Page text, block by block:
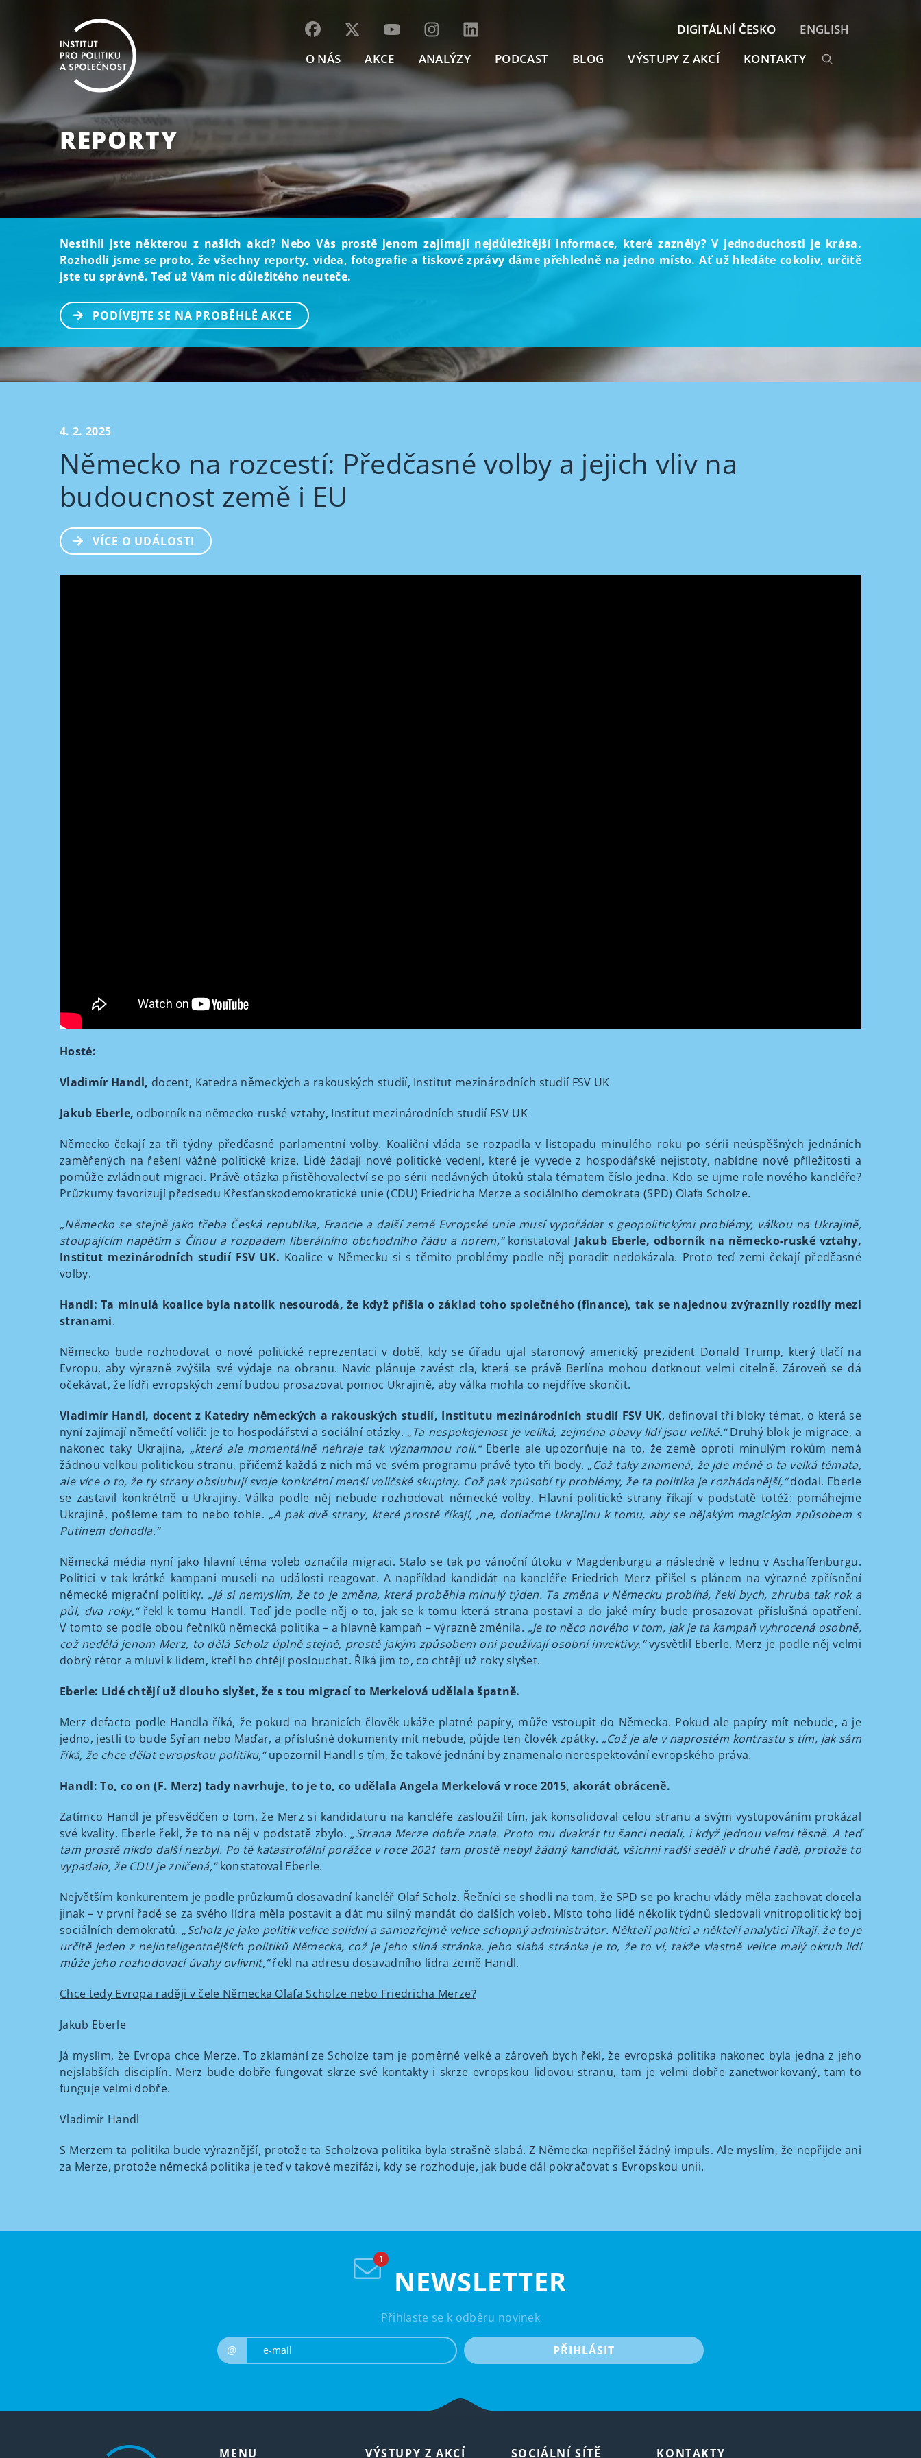
O NÁS AKCE ANALÝZY PODCAST BLOG VÝSTUPY Z AKCÍ KONTAKTY
DIGITÁLNÍ ČESKO ENGLISH
REPORTY
Nestihli jste některou z našich akcí? Nebo Vás prostě jenom zajímají nejdůležitější informace, které zazněly? V jednoduchosti je krása.
Rozhodli jsme se proto, že všechny reporty, videa, fotografie a tiskové zprávy dáme přehledně na jedno místo. Ať už hledáte cokoliv, určitě
jste tu správně. Teď už Vám nic důležitého neuteče.
PODÍVEJTE SE NA PROBĚHLÉ AKCE
4. 2. 2025
Německo na rozcestí: Předčasné volby a jejich vliv na
budoucnost země i EU
VÍCE O UDÁLOSTI
Hosté:
Vladimír Handl, docent, Katedra německých a rakouských studií, Institut mezinárodních studií FSV UK
Jakub Eberle, odborník na německo-ruské vztahy, Institut mezinárodních studií FSV UK
Německo čekají za tři týdny předčasné parlamentní volby. Koaliční vláda se rozpadla v listopadu minulého roku po sérii neúspěšných jednáních
zaměřených na řešení vážné politické krize. Lidé žádají nové politické vedení, které je vyvede z hospodářské nejistoty, nabídne nové příležitosti a
pomůže zvládnout migraci. Právě otázka přistěhovalectví se po sérii nedávných útoků stala tématem číslo jedna. Kdo se ujme role nového kancléře?
Průzkumy favorizují předsedu Křesťanskodemokratické unie (CDU) Friedricha Merze a sociálního demokrata (SPD) Olafa Scholze.
„Německo se stejně jako třeba Česká republika, Francie a další země Evropské unie musí vypořádat s geopolitickými problémy, válkou na Ukrajině,
stoupajícím napětím s Čínou a rozpadem liberálního obchodního řádu a norem,“konstatoval Jakub Eberle, odborník na německo-ruské vztahy,
Institut mezinárodních studií FSV UK. Koalice v Německu si s těmito problémy podle něj poradit nedokázala. Proto teď zemi čekají předčasné
volby.
Handl: Ta minulá koalice byla natolik nesourodá, že když přišla o základ toho společného (finance), tak se najednou zvýraznily rozdíly mezi
stranami.
Německo bude rozhodovat o nové politické reprezentaci v době, kdy se úřadu ujal staronový americký prezident Donald Trump, který tlačí na
Evropu, aby výrazně zvýšila své výdaje na obranu. Navíc plánuje zavést cla, která se právě Berlína mohou dotknout velmi citelně. Zároveň se dá
očekávat, že lídři evropských zemí budou prosazovat pomoc Ukrajině, aby válka mohla co nejdříve skončit.
Vladimír Handl, docent z Katedry německých a rakouských studií, Institutu mezinárodních studií FSV UK, definoval tři bloky témat, o která se
nyní zajímají němečtí voliči: je to hospodářství a sociální otázky. „Ta nespokojenost je veliká, zejména obavy lidí jsou veliké.“Druhý blok je migrace, a
nakonec taky Ukrajina, „která ale momentálně nehraje tak významnou roli.“Eberle ale upozorňuje na to, že země oproti minulým rokům nemá
žádnou velkou politickou stranu, přičemž každá z nich má ve svém programu právě tyto tři body. „Což taky znamená, že jde méně o ta velká témata,
ale více o to, že ty strany obsluhují svoje konkrétní menší voličské skupiny. Což pak způsobí ty problémy, že ta politika je rozhádanější,“dodal. Eberle
se zastavil konkrétně u Ukrajiny. Válka podle něj nebude rozhodovat německé volby. Hlavní politické strany říkají v podstatě totéž: pomáhejme
Ukrajině, pošleme tam to nebo tohle. „A pak dvě strany, které prostě říkají, ‚ne, dotlačme Ukrajinu k tomu, aby se nějakým magickým způsobem s
Putinem dohodla.“
Německá média nyní jako hlavní téma voleb označila migraci. Stalo se tak po vánoční útoku v Magdenburgu a následně v lednu v Aschaffenburgu.
Politici v tak krátké kampani museli na události reagovat. A například kandidát na kancléře Friedrich Merz přišel s plánem na výrazné zpřísnění
německé migrační politiky. „Já si nemyslím, že to je změna, která proběhla minulý týden. Ta změna v Německu probíhá, řekl bych, zhruba tak rok a
půl, dva roky,“ řekl k tomu Handl. Teď jde podle něj o to, jak se k tomu která strana postaví a do jaké míry bude prosazovat příslušná opatření.
V tomto se podle obou řečníků německá politika – a hlavně kampaň – výrazně změnila. „Je to něco nového v tom, jak je ta kampaň vyhrocená osobně,
což nedělá jenom Merz, to dělá Scholz úplně stejně, prostě jakým způsobem oni používají osobní invektivy,“vysvětlil Eberle. Merz je podle něj velmi
dobrý rétor a mluví k lidem, kteří ho chtějí poslouchat. Říká jim to, co chtějí už roky slyšet.
Eberle: Lidé chtějí už dlouho slyšet, že s tou migrací to Merkelová udělala špatně.
Merz defacto podle Handla říká, že pokud na hranicích člověk ukáže platné papíry, může vstoupit do Německa. Pokud ale papíry mít nebude, a je
jedno, jestli to bude Syřan nebo Maďar, a příslušné dokumenty mít nebude, půjde ten člověk zpátky. „Což je ale v naprostém kontrastu s tím, jak sám
říká, že chce dělat evropskou politiku,“upozornil Handl s tím, že takové jednání by znamenalo nerespektování evropského práva.
Handl: To, co on (F. Merz) tady navrhuje, to je to, co udělala Angela Merkelová v roce 2015, akorát obráceně.
Zatímco Handl je přesvědčen o tom, že Merz si kandidaturu na kancléře zasloužil tím, jak konsolidoval celou stranu a svým vystupováním prokázal
své kvality. Eberle řekl, že to na něj v podstatě zbylo. „Strana Merze dobře znala. Proto mu dvakrát tu šanci nedali, i když jednou velmi těsně. A teď
tam prostě nikdo další nezbyl. Po té katastrofální porážce v roce 2021 tam prostě nebyl žádný kandidát, všichni radši seděli v druhé řadě, protože to
vypadalo, že CDU je zničená,“konstatoval Eberle.
Největším konkurentem je podle průzkumů dosavadní kancléř Olaf Scholz. Řečníci se shodli na tom, že SPD se po krachu vlády měla zachovat docela
jinak – v první řadě se za svého lídra měla postavit a dát mu silný mandát do dalších voleb. Místo toho lidé několik týdnů sledovali vnitropolitický boj
sociálních demokratů. „Scholz je jako politik velice solidní a samozřejmě velice schopný administrátor. Někteří politici a někteří analytici říkají, že to je
určitě jeden z nejinteligentnějších politiků Německa, což je jeho silná stránka. Jeho slabá stránka je to, že to ví, takže vlastně velice malý okruh lidí
může jeho rozhodovací úvahy ovlivnit,“řekl na adresu dosavadního lídra země Handl.
Chce tedy Evropa raději v čele Německa Olafa Scholze nebo Friedricha Merze?
Jakub Eberle
Já myslím, že Evropa chce Merze. To zklamání ze Scholze tam je poměrně velké a zároveň bych řekl, že evropská politika nakonec byla jedna z jeho
nejslabších disciplín. Merz bude dobře fungovat skrze své kontakty i skrze evropskou lidovou stranu, tam je velmi dobře zanetworkovaný, tam to
funguje velmi dobře.
Vladimír Handl
S Merzem ta politika bude výraznější, protože ta Scholzova politika byla strašně slabá. Z Německa nepřišel žádný impuls. Ale myslím, že nepřijde ani
za Merze, protože německá politika je teď v takové mezifázi, kdy se rozhoduje, jak bude dál pokračovat s Evropskou unii.
NEWSLETTER
Přihlaste se k odběru novinek
@ PŘIHLÁSIT
MENU VÝSTUPY Z AKCÍ SOCIÁLNÍ SÍTĚ KONTAKTY